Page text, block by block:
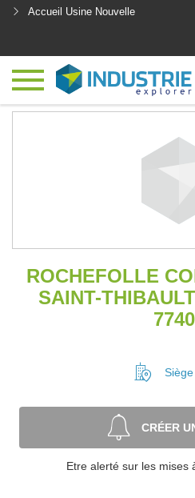
Accueil Usine Nouvelle
ROCHEFOLLE
SAINT-
CRÉER
Etre alerté sur les mises